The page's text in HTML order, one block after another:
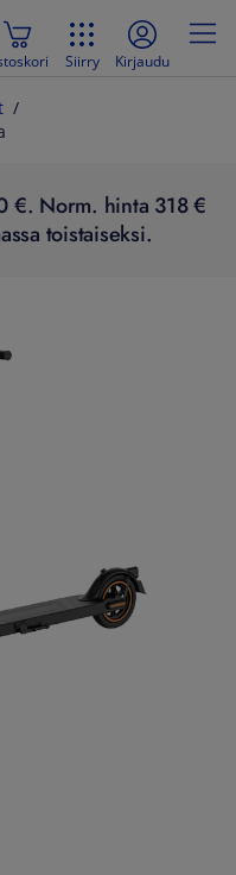
Siirry Kirjaudu
€. Norm. hinta 318 €
toistaiseksi.